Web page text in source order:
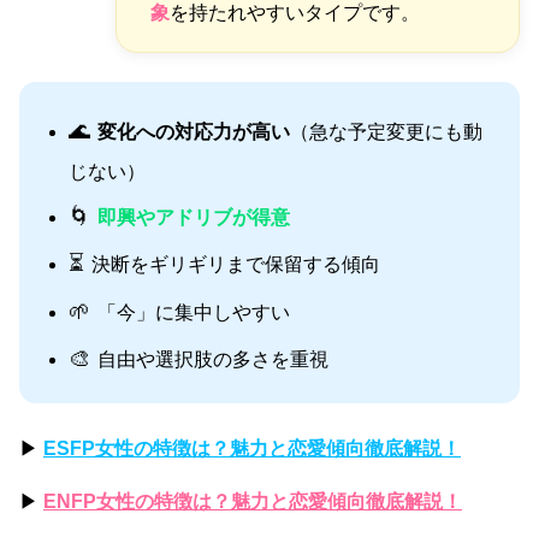
象 を持たれやすいタイプです。
🌊 変化への対応力が高い （急な予定変更にも動
じない）
🌀 即興やアドリブが得意
⏳ 決断をギリギリまで保留する傾向
🌱 「今」に集中しやすい
🎨 自由や選択肢の多さを重視
▶ ESFP女性の特徴は？魅力と恋愛傾向徹底解説！
▶ ENFP女性の特徴は？魅力と恋愛傾向徹底解説！